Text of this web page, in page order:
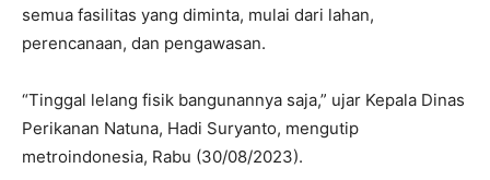
semua fasilitas yang diminta, mulai dari lahan,
perencanaan, dan pengawasan.
“Tinggal lelang fisik bangunannya saja,” ujar Kepala Dinas
Perikanan Natuna, Hadi Suryanto, mengutip
metroindonesia, Rabu (30/08/2023).